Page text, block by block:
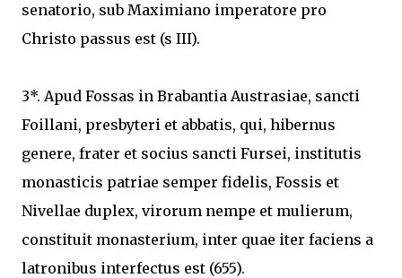
senatorio, sub Maximiano imperatore pro
Christo passus est (s III).
3*. Apud Fossas in Brabantia Austrasiae, sancti
Foillani, presbyteri et abbatis, qui, hibernus
genere, frater et socius sancti Fursei, institutis
monasticis patriae semper fidelis, Fossis et
Nivellae duplex, virorum nempe et mulierum,
constituit monasterium, inter quae iter faciens a
latronibus interfectus est (655).